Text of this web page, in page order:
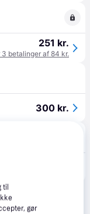
251 kr.
3 betalinger af 84 kr.
300 kr.
til
gør